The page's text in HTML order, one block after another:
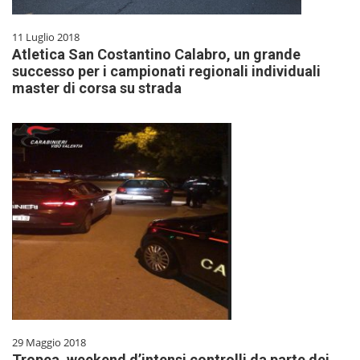
11 Luglio 2018
Atletica San Costantino Calabro, un grande
successo per i campionati regionali individuali
master di corsa su strada
29 Maggio 2018